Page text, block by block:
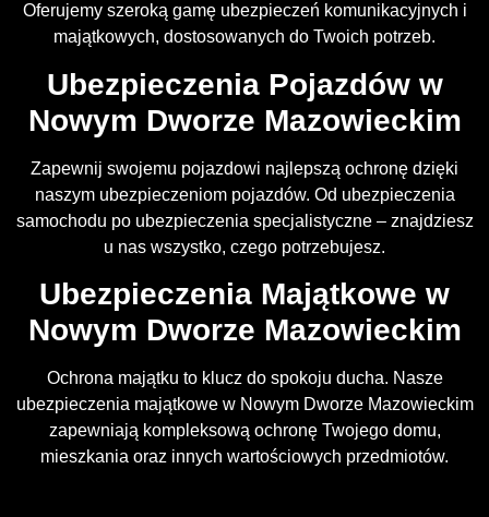
Oferujemy szeroką gamę ubezpieczeń komunikacyjnych i
majątkowych, dostosowanych do Twoich potrzeb.
Ubezpieczenia Pojazdów w
Nowym Dworze Mazowieckim
Zapewnij swojemu pojazdowi najlepszą ochronę dzięki
naszym ubezpieczeniom pojazdów. Od ubezpieczenia
samochodu po ubezpieczenia specjalistyczne – znajdziesz
u nas wszystko, czego potrzebujesz.
Ubezpieczenia Majątkowe w
Nowym Dworze Mazowieckim
Ochrona majątku to klucz do spokoju ducha. Nasze
ubezpieczenia majątkowe w Nowym Dworze Mazowieckim
zapewniają kompleksową ochronę Twojego domu,
mieszkania oraz innych wartościowych przedmiotów.